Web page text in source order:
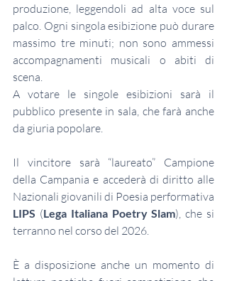
produzione, leggendoli ad alta voce sul
palco. Ogni singola esibizione può durare
massimo tre minuti; non sono ammessi
accompagnamenti musicali o abiti di
scena.
A votare le singole esibizioni sarà il
pubblico presente in sala, che farà anche
da giuria popolare.
Il vincitore sarà “laureato” Campione
della Campania e accederà di diritto alle
LIPS (Lega Italiana Poetry Slam), che si
terranno nel corso del 2026.
È a disposizione anche un momento di